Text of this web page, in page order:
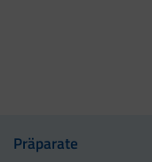
Präparate